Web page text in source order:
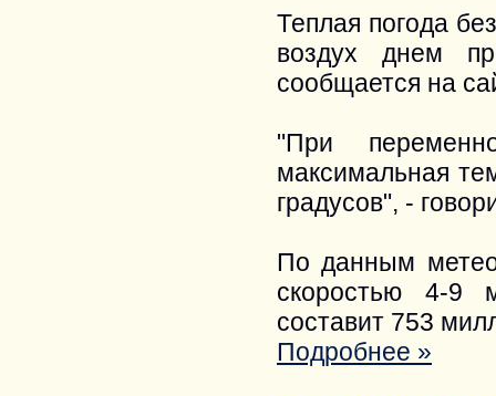
Теплая погода
воздух днем
сообщается на
"При
максимальная
градусов", -
По данным
скоростью 4-9
составит 753
Подробнее »